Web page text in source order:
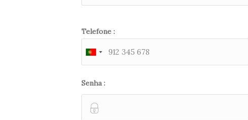
Telefone :
Senha :